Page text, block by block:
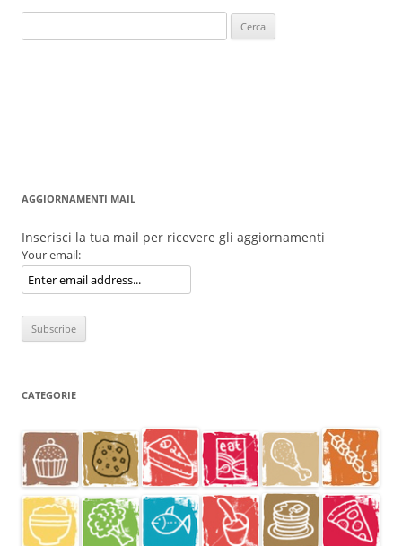
per:
AGGIORNAMENTI MAIL
Inserisci la tua mail per ricevere gli aggiornamenti
Your email:
CATEGORIE